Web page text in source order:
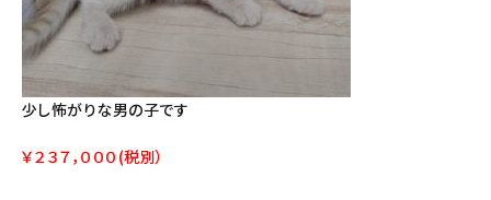
少し怖がりな男の子です
￥２３７，０００(税別）